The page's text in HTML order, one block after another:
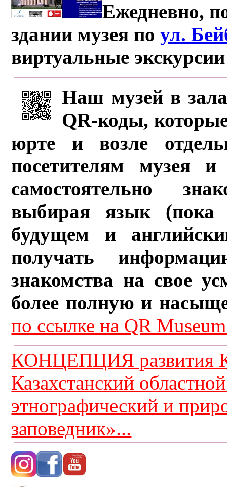
Ежедневно,
здании музея поул.
виртуальные
Наш музей в
QR-коды,
юрте и возле
посетителям музея и
самостоятельно
выбирая язык (пока
будущем и
получать
знакомства на свое
более полную и
по ссылке на QR
КОНЦЕПЦИЯ развития
Казахстанский
этнографический и
заповедник»...